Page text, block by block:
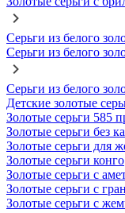
Серьги из белого
Серьги из белого
Серьги из белого
Детские золотые
Золотые серьги 585
Золотые серьги без
Золотые серьги для
Золотые серьги конго
Золотые серьги с
Золотые серьги с
Золотые серьги с